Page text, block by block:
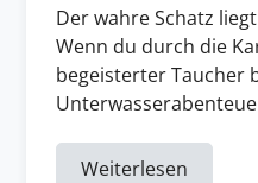
Der wahre Schatz
Wenn du durch die
begeisterter Taucher
Weiterlesen